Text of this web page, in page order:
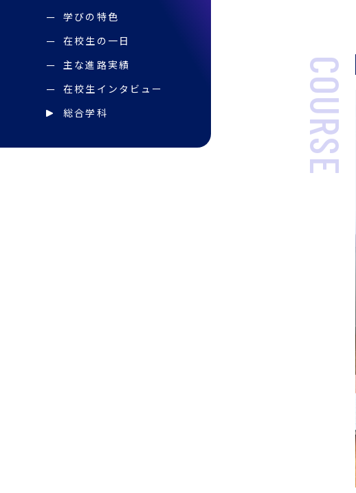
学びの特色
在校生の一日
主な進路実績
在校生インタビュー
総合学科
COURSE